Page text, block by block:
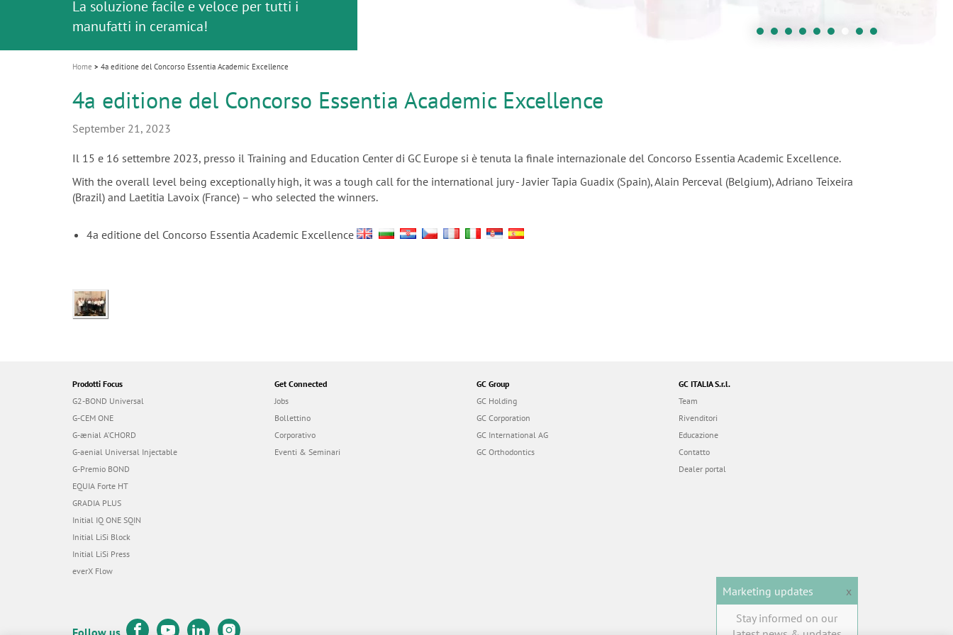
i
o
n
Join us for our next webinar
October 3rd (Sat) - 4th (Sun), 2026
Celebrating 10 Years of the Oral Health for
an Ageing Population project
Contest and win an unforgettable trip and a
unique training!
GC Group
Global CSR Report 2025
The scanner is your workspace!
La soluzione facile e veloce per tutti i
manufatti in ceramica!
Bellezza naturale ripristinata in un solo
appuntamento
Aprendo la strada ad un nuovo standard
Home 4a editione del Concorso Essentia Academic Excellence
4a editione del Concorso Essentia Academic Excellence
September 21, 2023
Il 15 e 16 settembre 2023, presso il Training and Education Center di GC Europe si è tenuta la finale internazionale del Concorso Essentia Academic Excellence.
With the overall level being exceptionally high, it was a tough call for the international jury - Javier Tapia Guadix (Spain), Alain Perceval (Belgium), Adriano Teixeira
(Brazil) and Laetitia Lavoix (France) – who selected the winners.
4a editione del Concorso Essentia Academic Excellence
Prodotti Focus
G2-BOND Universal
G-CEM ONE
G-ænial A’CHORD
G-aenial Universal Injectable
G-Premio BOND
EQUIA Forte HT
GRADIA PLUS
Initial IQ ONE SQIN
Initial LiSi Block
Initial LiSi Press
everX Flow
Get Connected
Jobs
Bollettino
Corporativo
Eventi & Seminari
GC Group
GC Holding
GC Corporation
GC International AG
GC Orthodontics
GC ITALIA S.r.l.
Team
Rivenditori
Educazione
Contatto
Dealer portal
Marketing updates
x
Stay informed on our